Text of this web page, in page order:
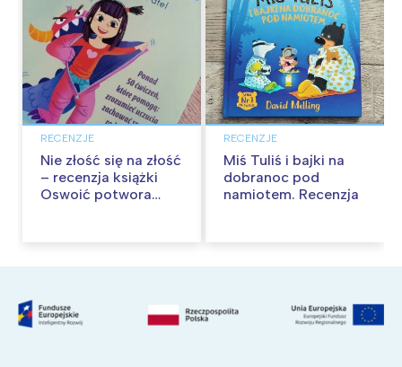
RECENZJE
Nie złość się na złość
– recenzja książki
Oswoić potwora
RECENZJE
Miś Tuliś i bajki na
dobranoc pod
namiotem. Recenzja